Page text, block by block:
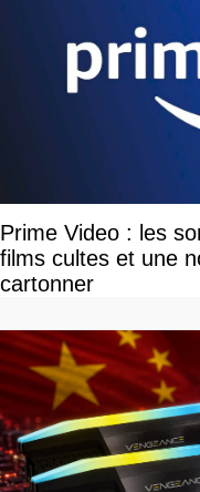
Prime Video : les
films cultes et une
cartonner